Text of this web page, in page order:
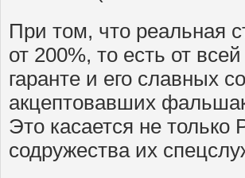
При том, что реальная
от 200%, то есть от
гаранте и его славных
акцептовавших
Это касается не
содружества их